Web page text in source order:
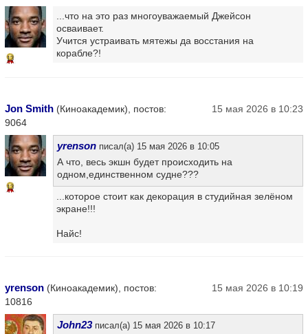
13
...что на это раз многоуважаемый Джейсон
осваивает.
Учится устраивать мятежы да восстания на
корабле?!
Jon Smith (Киноакадемик), постов:
9064
15 мая 2026 в 10:23
13
yrenson писал(а) 15 мая 2026 в 10:05
А что, весь экшн будет происходить на
одном,единственном судне???
...которое стоит как декорация в студийная зелёном
экране!!!
Найс!
yrenson (Киноакадемик), постов:
10816
15 мая 2026 в 10:19
John23писал(а) 15 мая 2026 в 10:17